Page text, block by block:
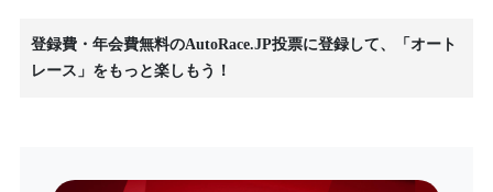
登録費・年会費無料のAutoRace.JP投票に登録して、「オート
レース」をもっと楽しもう！